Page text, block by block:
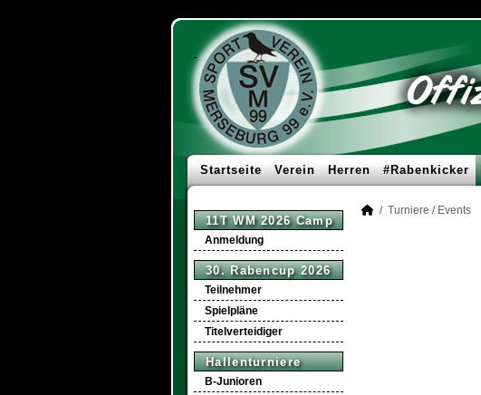
Startseite Verein Herren #Rabenkicker
11T WM 2026 Camp
Anmeldung
30. Rabencup 2026
Teilnehmer
Spielpläne
Titelverteidiger
Hallenturniere
B-Junioren
Turniere / Events